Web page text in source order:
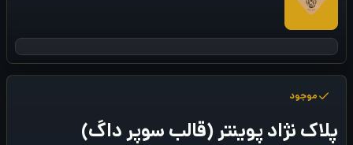
موجود
پلاک نژاد پوینتر (قالب سوپر داگ)